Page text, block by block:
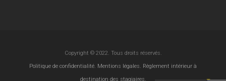
Copyright © 2022. Tous droits réservés.
Politique de confidentialité. Mentions légales. Règlement intérieur à
destination des stagiaires.